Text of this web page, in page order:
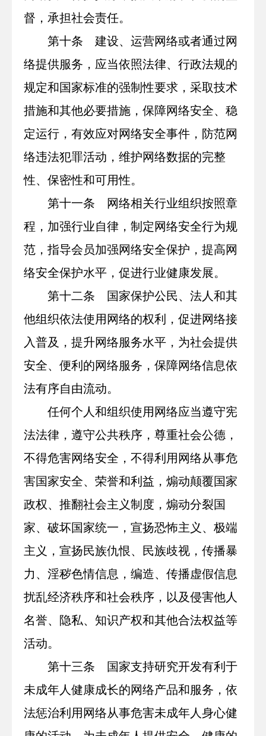
督，承担社会责任。
第十条 建设、运营网络或者通过网
络提供服务，应当依照法律、行政法规的
规定和国家标准的强制性要求，采取技术
措施和其他必要措施，保障网络安全、稳
定运行，有效应对网络安全事件，防范网
络违法犯罪活动，维护网络数据的完整
性、保密性和可用性。
第十一条 网络相关行业组织按照章
程，加强行业自律，制定网络安全行为规
范，指导会员加强网络安全保护，提高网
络安全保护水平，促进行业健康发展。
第十二条 国家保护公民、法人和其
他组织依法使用网络的权利，促进网络接
入普及，提升网络服务水平，为社会提供
安全、便利的网络服务，保障网络信息依
法有序自由流动。
任何个人和组织使用网络应当遵守宪
法法律，遵守公共秩序，尊重社会公德，
不得危害网络安全，不得利用网络从事危
害国家安全、荣誉和利益，煽动颠覆国家
政权、推翻社会主义制度，煽动分裂国
家、破坏国家统一，宣扬恐怖主义、极端
主义，宣扬民族仇恨、民族歧视，传播暴
力、淫秽色情信息，编造、传播虚假信息
扰乱经济秩序和社会秩序，以及侵害他人
名誉、隐私、知识产权和其他合法权益等
活动。
第十三条 国家支持研究开发有利于
未成年人健康成长的网络产品和服务，依
法惩治利用网络从事危害未成年人身心健